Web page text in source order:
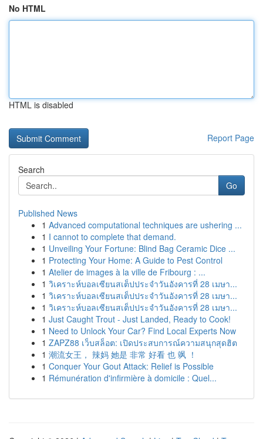
No HTML
HTML is disabled
Report Page
Search
Go
Published News
1 Advanced computational techniques are ushering ...
1 I cannot to complete that demand.
1 Unveiling Your Fortune: Blind Bag Ceramic Dice ...
1 Protecting Your Home: A Guide to Pest Control
1 Atelier de images à la ville de Fribourg : ...
1 วิเคราะห์บอลเซียนสเต็ปประจำวันอังคารที่ 28 เมษา...
1 วิเคราะห์บอลเซียนสเต็ปประจำวันอังคารที่ 28 เมษา...
1 วิเคราะห์บอลเซียนสเต็ปประจำวันอังคารที่ 28 เมษา...
1 Just Caught Trout - Just Landed, Ready to Cook!
1 Need to Unlock Your Car? Find Local Experts Now
1 ZAPZ88 เว็บสล็อต: เปิดประสบการณ์ความสนุกสุดฮิต
1 潮流女王， 辣妈 她是 非常 好看 也 飒 ！
1 Conquer Your Gout Attack: Relief is Possible
1 Rémunération d'infirmière à domicile : Quel...